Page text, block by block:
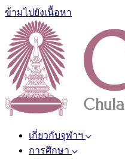
ข้ามไปยังเนื้อหา
เกี่ยวกับจุฬาฯ
การศึกษา